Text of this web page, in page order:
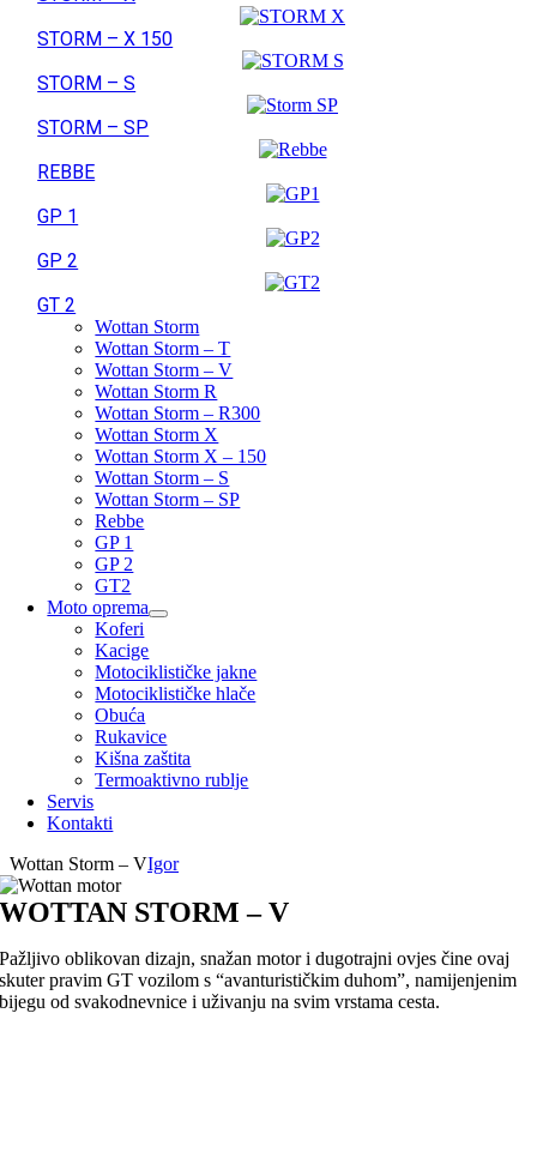
STORM – X 150
STORM – S
STORM – SP
REBBE
GP 1
GP 2
GT 2
Wottan Storm
Wottan Storm – T
Wottan Storm – V
Wottan Storm R
Wottan Storm – R300
Wottan Storm X
Wottan Storm X – 150
Wottan Storm – S
Wottan Storm – SP
Rebbe
GP 1
GP 2
GT2
Moto oprema
Koferi
Kacige
Motociklističke jakne
Motociklističke hlače
Obuća
Rukavice
Kišna zaštita
Termoaktivno rublje
Servis
Kontakti
Wottan Storm – VIgor
WOTTAN STORM – V
Pažljivo oblikovan dizajn, snažan motor i dugotrajni ovjes čine ovaj
skuter pravim GT vozilom s “avanturističkim duhom”, namijenjenim
bijegu od svakodnevnice i uživanju na svim vrstama cesta.